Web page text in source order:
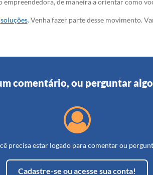
de maneira a orientar como
soluções. Venha fazer parte desse movimento.
comentário, ou perguntar
precisa estar logado para comentar ou
Cadastre-se ou acesse sua conta!